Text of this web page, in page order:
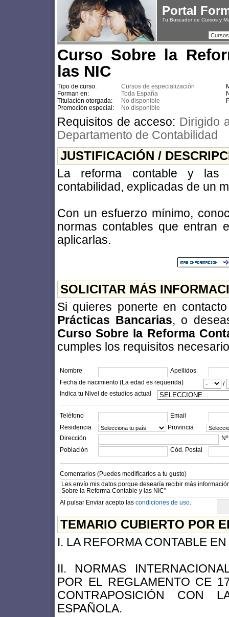
Portal
Tu Buscador de Cursos y
Curso Sobre la
las NIC
Tipo de curso: Cursos de especialización
Forman en:
Toda España
Titulación otorgada:
No disponible
Promoción especial:
No disponible
Requisitos de acceso: Dirigido
Departamento de Contabilidad
JUSTIFICACIÓN /
La reforma contable y las
contabilidad, explicadas de un
Con un esfuerzo mínimo,
normas contables que entran
aplicarlas.
SOLICITAR MÁS
Si quieres ponerte en
Prácticas Bancarias, o
Curso Sobre la Reforma
cumples los requisitos
Nombre
Apellidos
Fecha de nacimiento (La edad es requerida)
/
Indica tu Nivel de estudios actual
Teléfono
Email
Residencia
Provincia
Dirección
Nº
Población
Cód. Postal
Comentarios (Puedes modificarlos a tu gusto)
Al pulsar Enviar acepto las condiciones de uso.
TEMARIO CUBIERTO POR
I. LA REFORMA CONTABLE
II. NORMAS
POR EL REGLAMENTO CE
CONTRAPOSICIÓN CON
ESPAÑOLA.